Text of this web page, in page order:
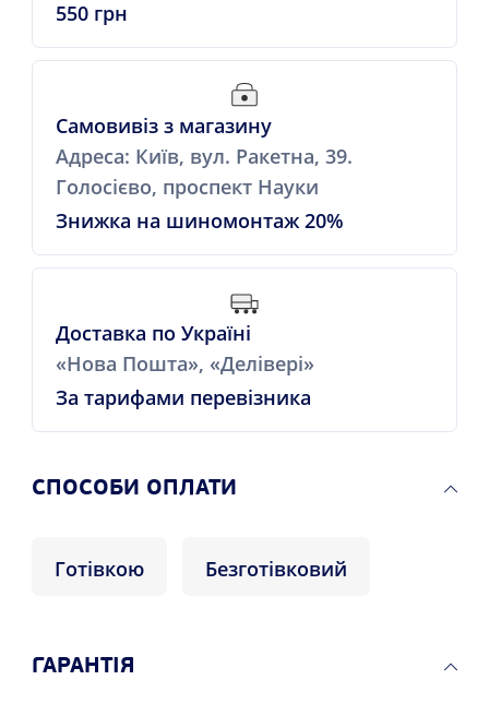
550 грн
Самовивіз з магазину
Адреса: Київ, вул. Ракетна, 39.
Голосієво, проспект Науки
Знижка на шиномонтаж 20%
Доставка по Україні
«Нова Пошта», «Делівері»
За тарифами перевізника
СПОСОБИ ОПЛАТИ
Готівкою Безготівковий
ГАРАНТІЯ